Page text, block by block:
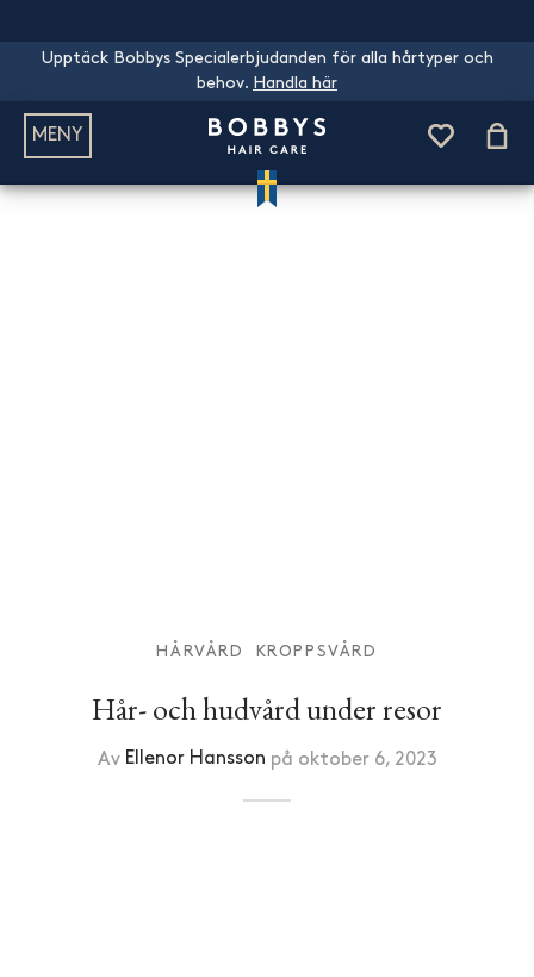
Upptäck Bobbys Specialerbjudanden för alla hårtyper och
behov. Handla här
MENY
HÅRVÅRD KROPPSVÅRD
Hår- och hudvård under resor
Av Ellenor Hansson på oktober 6, 2023